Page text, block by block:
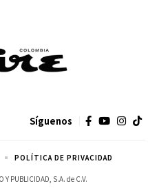
Síguenos
Y PUBLICIDAD, S.A. de C.V.
POLÍTICA DE PRIVACIDAD